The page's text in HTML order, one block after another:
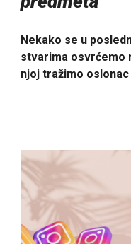
Nekako se u
stvarima osvrćemo
njoj tražimo